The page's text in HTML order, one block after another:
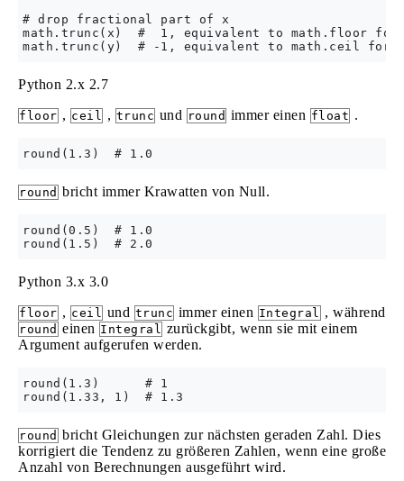
# drop fractional part of x
math.trunc(x)  #  1, equivalent to math.floor for
Python 2.x 2.7
floor , ceil , trunc und round immer einen float .
round bricht immer Krawatten von Null.
round(0.5)  # 1.0
Python 3.x 3.0
floor , ceil und trunc immer einen Integral , während
round einen Integral zurückgibt, wenn sie mit einem
Argument aufgerufen werden.
round(1.3)      # 1
round bricht Gleichungen zur nächsten geraden Zahl. Dies
korrigiert die Tendenz zu größeren Zahlen, wenn eine große
Anzahl von Berechnungen ausgeführt wird.